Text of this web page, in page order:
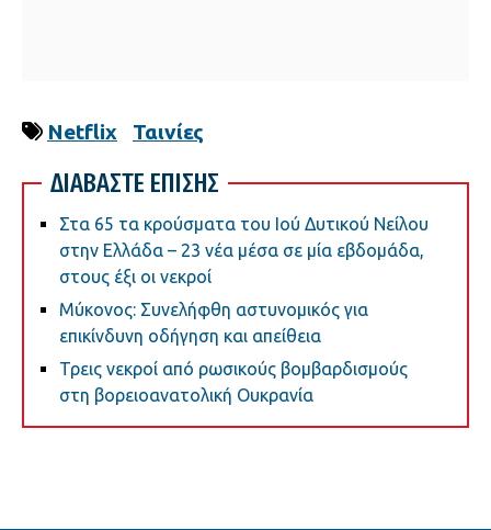
Netflix Ταινίες
ΔΙΑΒΑΣΤΕ ΕΠΙΣΗΣ
Στα 65 τα κρούσματα του Ιού Δυτικού Νείλου
στην Ελλάδα – 23 νέα μέσα σε μία εβδομάδα,
στους έξι οι νεκροί
Μύκονος: Συνελήφθη αστυνομικός για
επικίνδυνη οδήγηση και απείθεια
Τρεις νεκροί από ρωσικούς βομβαρδισμούς
στη βορειοανατολική Ουκρανία